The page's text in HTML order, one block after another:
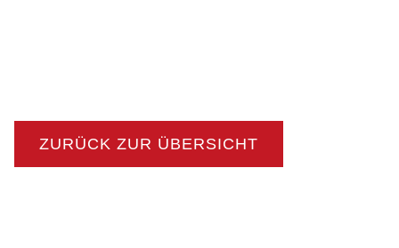
ZURÜCK ZUR ÜBERSICHT